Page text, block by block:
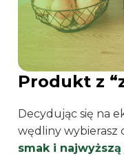
Produkt z
Decydując się na
wędliny wybierasz
smak i najwyższą